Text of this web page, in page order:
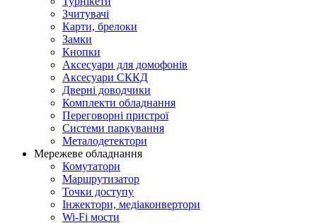
Зчитувачі
Карти, брелоки
Замки
Кнопки
Аксесуари для домофонів
Аксесуари СККД
Дверні доводчики
Комплекти обладнання
Переговорні пристрої
Системи паркування
Металодетектори
Мережеве обладнання
Комутатори
Маршрутизатор
Точки доступу
Інжектори, медіаконвертори
Wi-Fi мости